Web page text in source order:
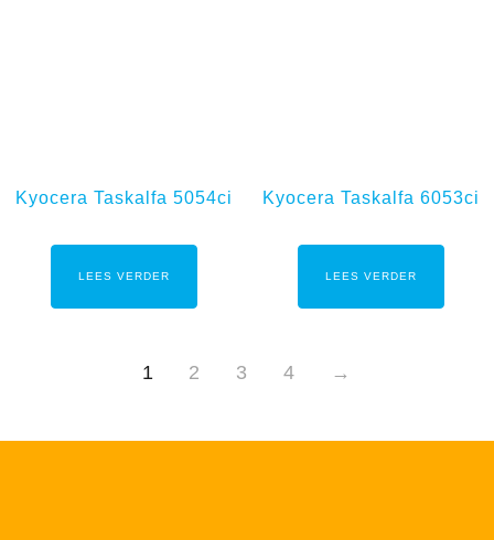
Kyocera Taskalfa 5054ci
LEES VERDER
Kyocera Taskalfa 6053ci
LEES VERDER
1 2 3 4 →